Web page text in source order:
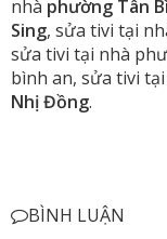
nhà phường Tân
Sing, sửa tivi tại
sửa tivi tại nhà
bình an, sửa tivi
Nhị Đồng.
BÌNH LUẬN